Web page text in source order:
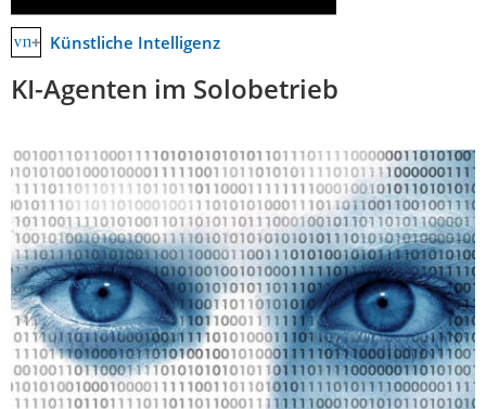
Künstliche Intelligenz
KI-Agenten im Solobetrieb